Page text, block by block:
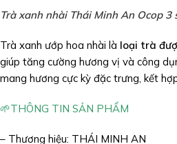
Trà xanh nhài Thái Minh An Ocop 3
Trà xanh ướp hoa nhài là loại trà
giúp tăng cường hương vị và công
mang hương cực kỳ đặc trưng, kết
🌱THÔNG TIN SẢN PHẨM
– Thương hiệu: THÁI MINH AN